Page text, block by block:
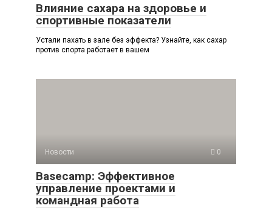
Влияние сахара на здоровье и
спортивные показатели
Устали пахать в зале без эффекта? Узнайте, как сахар
против спорта работает в вашем
Новости 0
Basecamp: Эффективное
управление проектами и
командная работа